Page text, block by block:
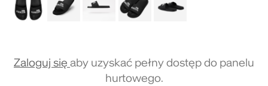
Zaloguj się aby uzyskać pełny dostęp do panelu
hurtowego.